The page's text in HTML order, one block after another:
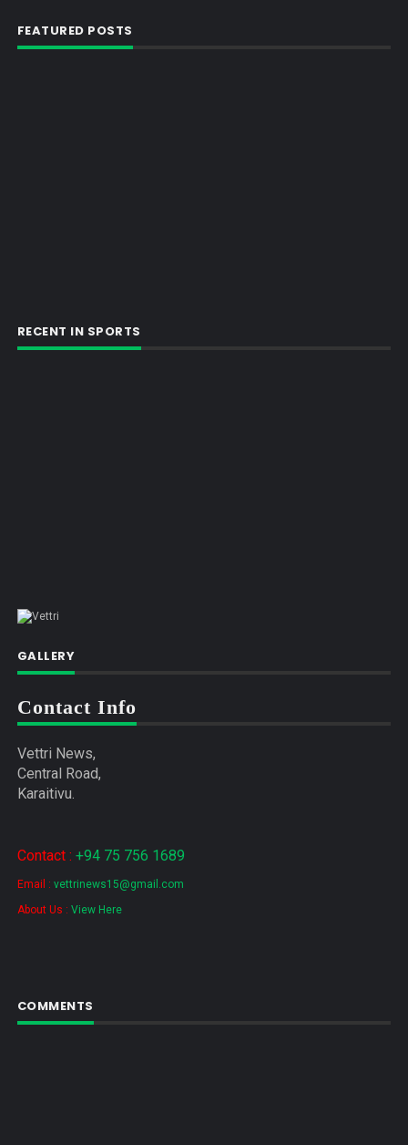
FEATURED POSTS
RECENT IN SPORTS
GALLERY
Contact Info
Vettri News,
Central Road,
Karaitivu.
Contact : +94 75 756 1689
Email : vettrinews15@gmail.com
About Us : View Here
COMMENTS